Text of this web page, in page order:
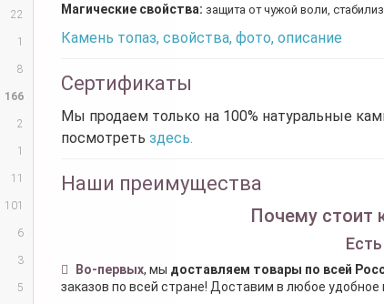
22
1
8
166
2
1
11
101
6
3
5
Магические свойства: защита от чужой воли,
Камень топаз, свойства, фото, описание
Сертификаты
Мы продаем только на 100% натуральные
посмотреть здесь.
Наши преимущества
Почему стоит
Во-первых, мы доставляем товары по всей
заказов по всей стране! Доставим в любое